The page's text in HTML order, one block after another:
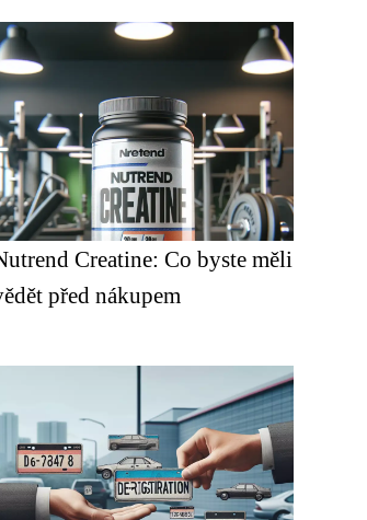
Creatine: Co byste měli
před nákupem